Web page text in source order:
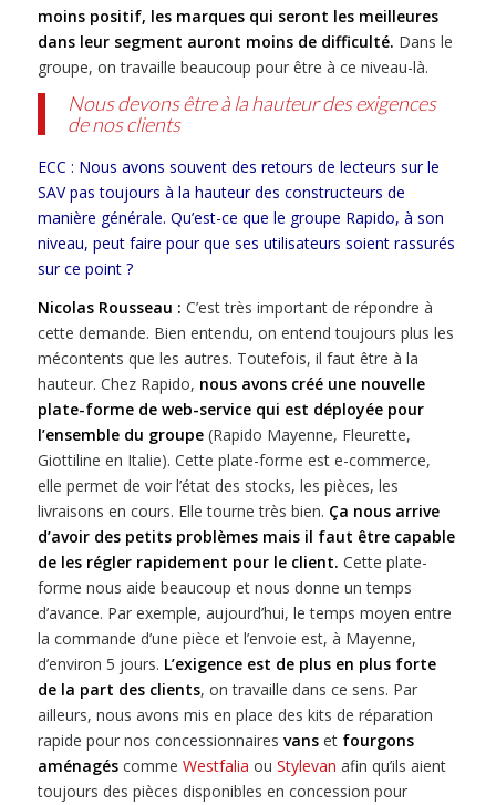
moins positif, les marques qui seront les meilleures
dans leur segment auront moins de difficulté. Dans le
groupe, on travaille beaucoup pour être à ce niveau-là.
Nous devons être à la hauteur des exigences
de nos clients
ECC : Nous avons souvent des retours de lecteurs sur le
SAV pas toujours à la hauteur des constructeurs de
manière générale. Qu’est-ce que le groupe Rapido, à son
niveau, peut faire pour que ses utilisateurs soient rassurés
sur ce point ?
Nicolas Rousseau : C’est très important de répondre à
cette demande. Bien entendu, on entend toujours plus les
mécontents que les autres. Toutefois, il faut être à la
hauteur. Chez Rapido, nous avons créé une nouvelle
plate-forme de web-service qui est déployée pour
l’ensemble du groupe(Rapido Mayenne, Fleurette,
Giottiline en Italie). Cette plate-forme est e-commerce,
elle permet de voir l’état des stocks, les pièces, les
livraisons en cours. Elle tourne très bien. Ça nous arrive
d’avoir des petits problèmes mais il faut être capable
de les régler rapidement pour le client. Cette plate-
forme nous aide beaucoup et nous donne un temps
d’avance. Par exemple, aujourd’hui, le temps moyen entre
la commande d’une pièce et l’envoie est, à Mayenne,
d’environ 5 jours. L’exigence est de plus en plus forte
de la part des clients, on travaille dans ce sens. Par
ailleurs, nous avons mis en place des kits de réparation
rapide pour nos concessionnaires vanset fourgons
aménagéscomme Westfalia ou Stylevan afin qu’ils aient
toujours des pièces disponibles en concession pour